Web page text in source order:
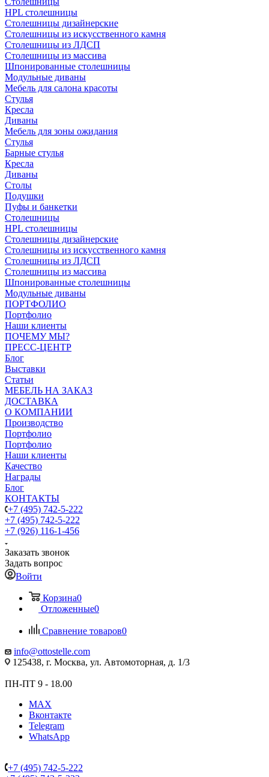
HPL столешницы
Столешницы дизайнерские
Столешницы из искусственного камня
Столешницы из ЛДСП
Столешницы из массива
Шпонированные столешницы
Модульные диваны
Мебель для салона красоты
Стулья
Кресла
Диваны
Мебель для зоны ожидания
Стулья
Барные стулья
Кресла
Диваны
Столы
Подушки
Пуфы и банкетки
Столешницы
HPL столешницы
Столешницы дизайнерские
Столешницы из искусственного камня
Столешницы из ЛДСП
Столешницы из массива
Шпонированные столешницы
Модульные диваны
ПОРТФОЛИО
Портфолио
Наши клиенты
ПОЧЕМУ МЫ?
ПРЕСС-ЦЕНТР
Блог
Выставки
Статьи
МЕБЕЛЬ НА ЗАКАЗ
ДОСТАВКА
О КОМПАНИИ
Производство
Портфолио
Портфолио
Наши клиенты
Качество
Награды
Блог
КОНТАКТЫ
+7 (495) 742-5-222
+7 (495) 742-5-222
+7 (926) 116-1-456
Заказать звонок
Задать вопрос
Войти
Корзина0
Отложенные0
Сравнение товаров0
info@ottostelle.com
125438, г. Москва, ул. Автомоторная, д. 1/3
ПН-ПТ 9 - 18.00
MAX
Вконтакте
Telegram
WhatsApp
+7 (495) 742-5-222